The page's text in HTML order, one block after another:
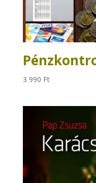
3 990 Ft